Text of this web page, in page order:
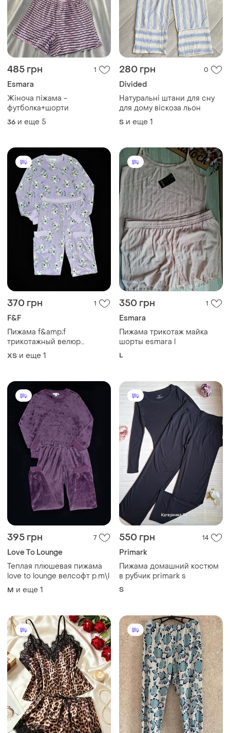
485 грн 1
Esmara
Жіноча піжама -
футболка+шорти
36 и еще 5
280 грн 0
Divided
Натуральні штани для сну
для дому віскоза льон
S и еще 1
370 грн 1
F&F
Пижама f&amp;f
трикотажный велюр
полиэстер-эластан р.xs\s
ХS и еще 1
350 грн 1
Esmara
Пижама трикотаж майка
шорты esmara l
L
395 грн 7
Love To Lounge
Теплая плюшевая пижама
love to lounge велсофт р.m\l
M и еще 1
550 грн 14
Primark
Пижама домашний костюм
в рубчик primark s
S